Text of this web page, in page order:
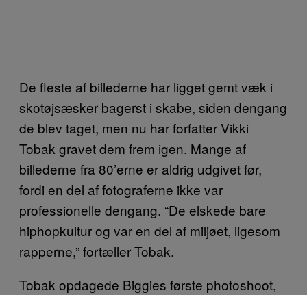
De fleste af billederne har ligget gemt væk i
skotøjsæsker bagerst i skabe, siden dengang
de blev taget, men nu har forfatter Vikki
Tobak gravet dem frem igen. Mange af
billederne fra 80’erne er aldrig udgivet før,
fordi en del af fotograferne ikke var
professionelle dengang. “De elskede bare
hiphopkultur og var en del af miljøet, ligesom
rapperne,” fortæller Tobak.
Tobak opdagede Biggies første photoshoot,